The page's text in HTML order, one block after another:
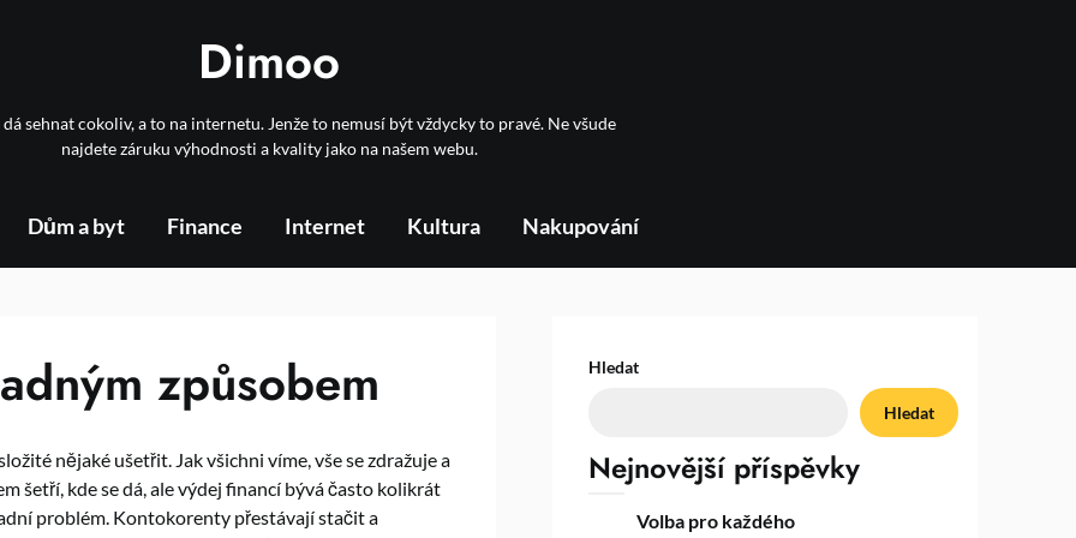
Dimoo
dá sehnat cokoliv, a to na internetu. Jenže to nemusí být vždycky to pravé. Ne všude
najdete záruku výhodnosti a kvality jako na našem webu.
Dům a byt Finance Internet Kultura Nakupování
způsobem
nějaké ušetřit. Jak všichni víme, vše se zdražuje a
šetří, kde se dá, ale výdej financí bývá často kolikrát
problém. Kontokorenty přestávají stačit a
Hledat
Hledat
Nejnovější příspěvky
Volba pro každého